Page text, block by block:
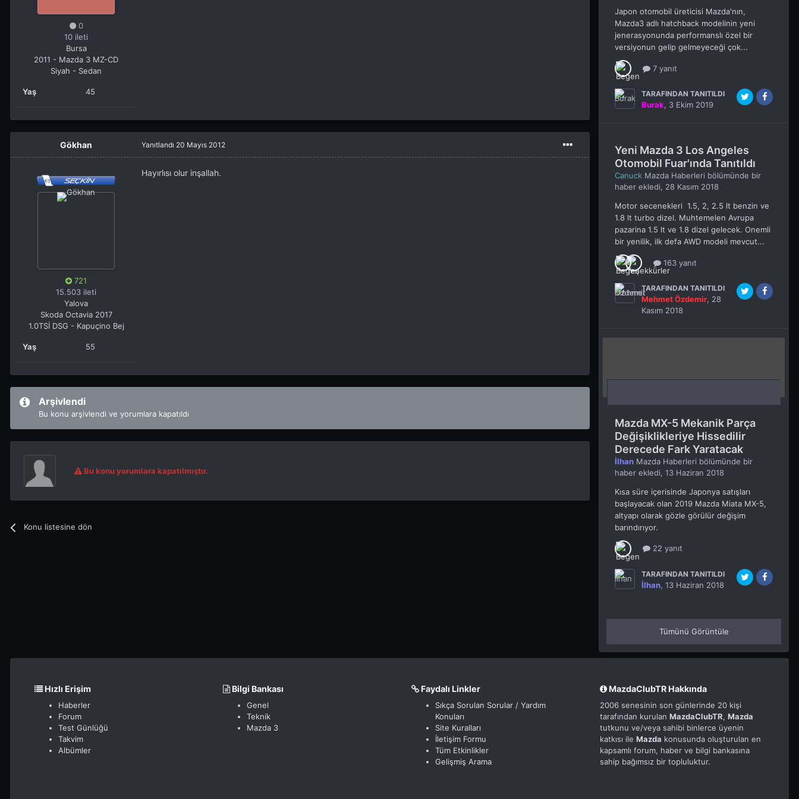
0
10 ileti
Bursa
2011 - Mazda 3 MZ-CD
Siyah - Sedan
Yaş 45
Gökhan
721
15.503 ileti
Yalova
Skoda Octavia 2017
1.0TSİ DSG - Kapuçino Bej
Yaş 55
Yanıtlandı 20 Mayıs 2012
Hayırlısı olur inşallah.
Arşivlendi
Bu konu arşivlendi ve yorumlara kapatıldı
Bu konu yorumlara kapatılmıştır.
Konu listesine dön
Japon otomobil üreticisi Mazda'nın,
Mazda3 adlı hatchback modelinin yeni
jenerasyonunda performanslı özel bir
versiyonun gelip gelmeyeceği çok...
7 yanıt
TARAFINDAN TANITILDI
Burak, 3 Ekim 2019
Yeni Mazda 3 Los Angeles
Otomobil Fuar'ında Tanıtıldı
Canuck Mazda Haberleri bölümünde bir
haber ekledi, 28 Kasım 2018
Motor secenekleri 1.5, 2, 2.5 lt benzin ve
1.8 lt turbo dizel. Muhtemelen Avrupa
pazarina 1.5 lt ve 1.8 dizel gelecek. Onemli
bir yenilik, ilk defa AWD modeli mevcut...
163 yanıt
TARAFINDAN TANITILDI
Mehmet Özdemir, 28
Kasım 2018
Mazda MX-5 Mekanik Parça
Değişiklikleriye Hissedilir
Derecede Fark Yaratacak
İlhan Mazda Haberleri bölümünde bir
haber ekledi, 13 Haziran 2018
Kısa süre içerisinde Japonya satışları
başlayacak olan 2019 Mazda Miata MX-5,
altyapı olarak gözle görülür değişim
barındırıyor.
22 yanıt
TARAFINDAN TANITILDI
İlhan, 13 Haziran 2018
Tümünü Görüntüle
Hızlı Erişim
Haberler
Forum
Test Günlüğü
Takvim
Albümler
Bilgi Bankası
Genel
Teknik
Mazda 3
Faydalı Linkler
Sıkça Sorulan Sorular / Yardım
Konuları
Site Kuralları
İletişim Formu
Tüm Etkinlikler
Gelişmiş Arama
MazdaClubTR Hakkında
2006 senesinin son günlerinde 20 kişi
tarafından kurulan MazdaClubTR, Mazda
tutkunu ve/veya sahibi binlerce üyenin
katkısı ile Mazda konusunda oluşturulan en
kapsamlı forum, haber ve bilgi bankasına
sahip bağımsız bir topluluktur.